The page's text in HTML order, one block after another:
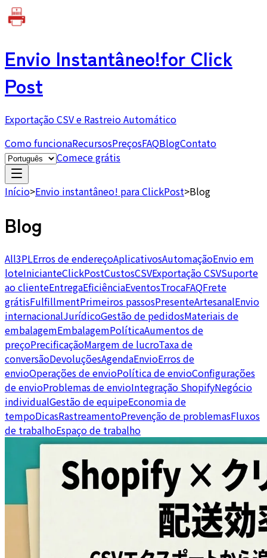
Envio Instantâneo!for Click
Post
Exportação CSV e Rastreio Automático
Como funcionaRecursosPreçosFAQBlogContato
Comece grátis
Início>Envio instantâneo! para ClickPost>Blog
Blog
All3PLErros de endereçoAplicativosAutomaçãoEnvio em
loteInicianteClickPostCustosCSVExportação CSVSuporte
ao clienteEntregaEficiênciaEventosTrocaFAQFrete
grátisFulfillmentPrimeiros passosPresenteArtesanalEnvio
internacionalJurídicoGestão de pedidosMateriais de
embalagemEmbalagemPolíticaAumentos de
preçoPrecificaçãoMargem de lucroTaxa de
conversãoDevoluçõesAgendaEnvioErros de
envioOperações de envioPolítica de envioConfigurações
de envioProblemas de envioIntegração ShopifyNegócio
individualGestão de equipeEconomia de
tempoDicasRastreamentoPrevenção de problemasFluxos
de trabalhoEspaço de trabalho